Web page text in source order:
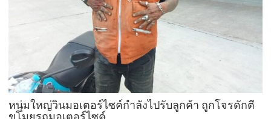
ร้าน
แอร์
ดู
หนุ่มใหญ่วินมอเตอร์ไซค์กำลังไปรับลูกค้า ถูกโจรดักตี
ขโมยรถมอเตอร์ไซค์